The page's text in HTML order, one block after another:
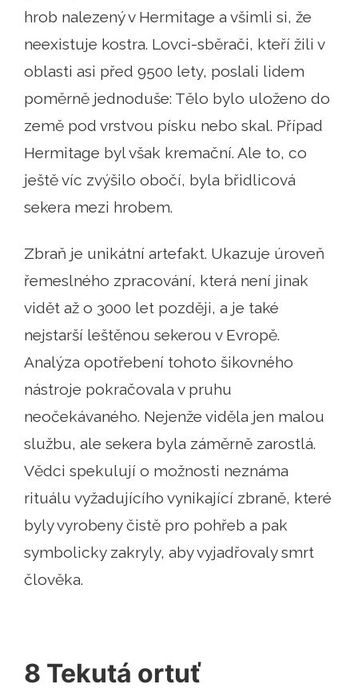
hrob nalezený v Hermitage a všimli si, že
neexistuje kostra. Lovci-sběrači, kteří žili v
oblasti asi před 9500 lety, poslali lidem
poměrně jednoduše: Tělo bylo uloženo do
země pod vrstvou písku nebo skal. Případ
Hermitage byl však kremační. Ale to, co
ještě víc zvýšilo obočí, byla břidlicová
sekera mezi hrobem.
Zbraň je unikátní artefakt. Ukazuje úroveň
řemeslného zpracování, která není jinak
vidět až o 3000 let později, a je také
nejstarší leštěnou sekerou v Evropě.
Analýza opotřebení tohoto šikovného
nástroje pokračovala v pruhu
neočekávaného. Nejenže viděla jen malou
službu, ale sekera byla záměrně zarostlá.
Vědci spekulují o možnosti neznáma
rituálu vyžadujícího vynikající zbraně, které
byly vyrobeny čistě pro pohřeb a pak
symbolicky zakryly, aby vyjadřovaly smrt
člověka.
8 Tekutá ortuť